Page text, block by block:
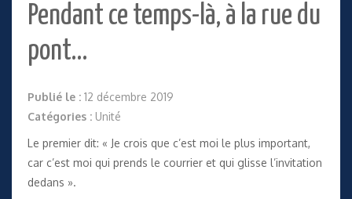
Pendant ce temps-là, à la rue du
pont…
Publié le : 12 décembre 2019
Catégories : Unité
Le premier dit: « Je crois que c’est moi le plus important,
car c’est moi qui prends le courrier et qui glisse l’invitation
dedans ».